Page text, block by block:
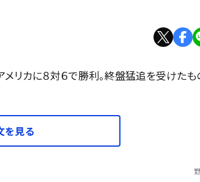
リカに８対６で勝利。終盤猛追を受けたも
を見る